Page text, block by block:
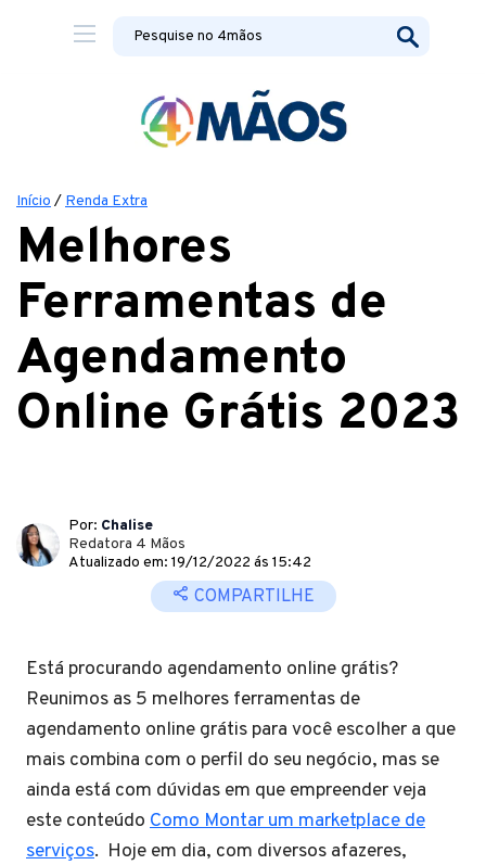
Início / Renda Extra
Melhores
Ferramentas de
Agendamento
Online Grátis 2023
Por: Chalise
Redatora 4 Mãos
Atualizado em: 19/12/2022 ás 15:42
COMPARTILHE
Está procurando agendamento online grátis?
Reunimos as 5 melhores ferramentas de
agendamento online grátis para você escolher a que
mais combina com o perfil do seu negócio, mas se
ainda está com dúvidas em que empreender veja
este conteúdo Como Montar um marketplace de
serviços. Hoje em dia, com diversos afazeres,